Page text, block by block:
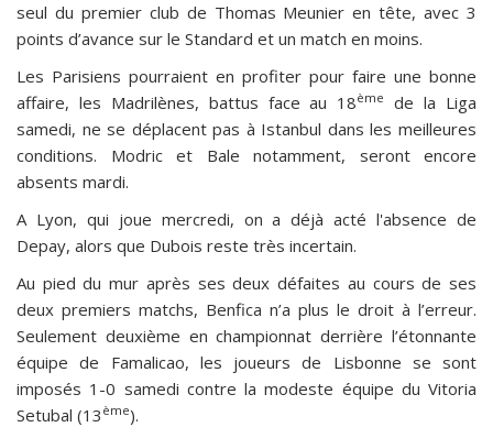
seul du premier club de Thomas Meunier en tête, avec 3
points d’avance sur le Standard et un match en moins.
Les Parisiens pourraient en profiter pour faire une bonne
affaire, les Madrilènes, battus face au 18ème
de la Liga
samedi, ne se déplacent pas à Istanbul dans les meilleures
conditions. Modric et Bale notamment, seront encore
absents mardi.
A Lyon, qui joue mercredi, on a déjà acté l'absence de
Depay, alors que Dubois reste très incertain.
Au pied du mur après ses deux défaites au cours de ses
deux premiers matchs, Benfica n’a plus le droit à l’erreur.
Seulement deuxième en championnat derrière l’étonnante
équipe de Famalicao, les joueurs de Lisbonne se sont
imposés 1-0 samedi contre la modeste équipe du Vitoria
Setubal (13 ème).